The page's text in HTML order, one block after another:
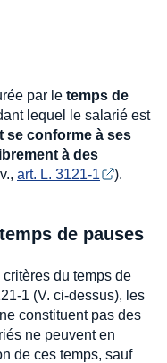
par le temps de
lequel le salarié est
se conforme à ses
à des
art. L. 3121-1
).
de pauses
du temps de
1 (V. ci-dessus), les
constituent pas des
ne peuvent en
de ces temps, sauf